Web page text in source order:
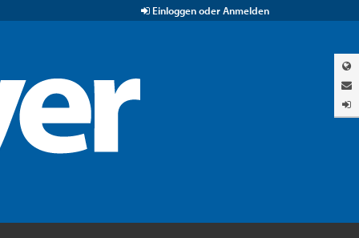
Einloggen oder Anmelden